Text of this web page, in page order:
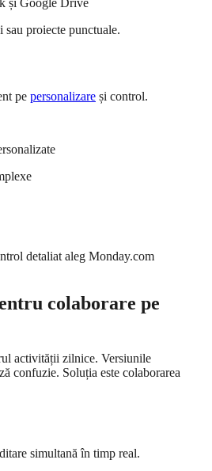
și Google Drive
proiecte punctuale.
pe personalizare și control.
detaliat aleg Monday.com
colaborare pe
activității zilnice. Versiunile
confuzie. Soluția este colaborarea
simultană în timp real.